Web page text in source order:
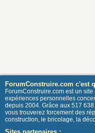
ForumConstruire.com c'est
ForumConstruire.com est un
expériences personnelles
depuis 2004. Grâce aux 517
vous trouverez forcement des
construction, le bricolage, la